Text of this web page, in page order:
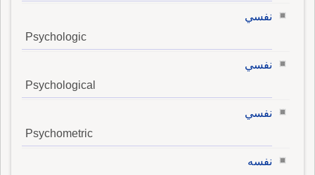
نفسي
Psychologic
نفسي
Psychological
نفسي
Psychometric
نفسه